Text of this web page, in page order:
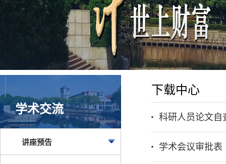
学术交流
讲座预告
下载中心
科研人员论文自
学术会议审批表